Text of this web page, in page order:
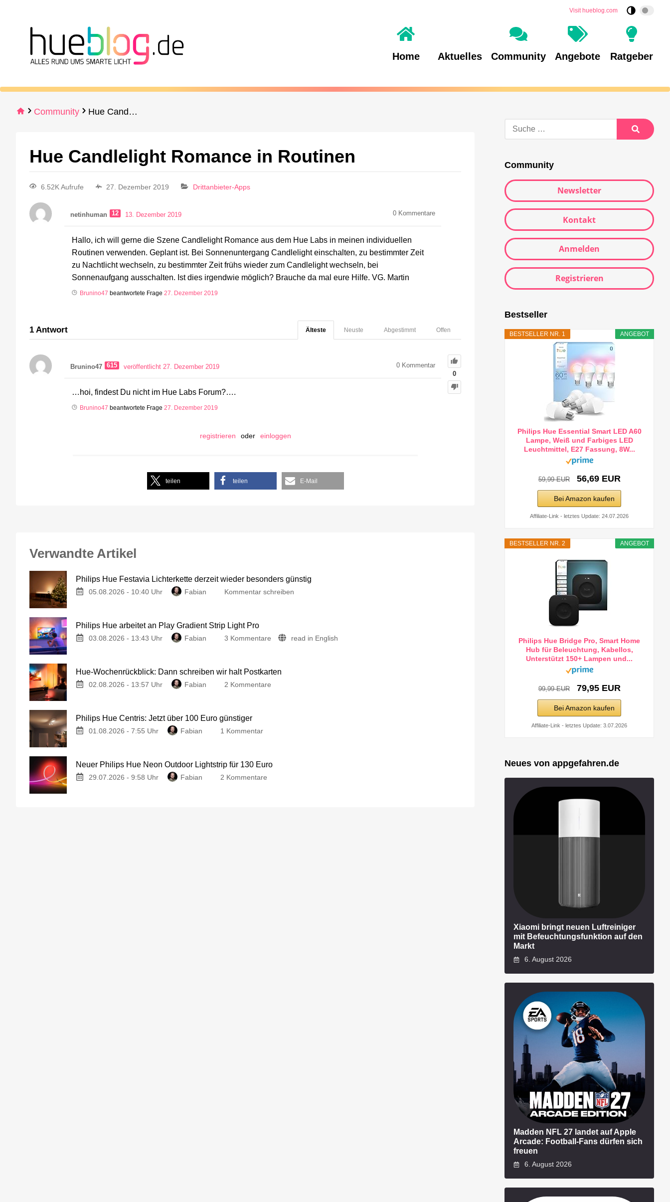
Visit hueblog.com
Home Aktuelles Community Angebote Ratgeber
Community Hue Candlelight Romance in Routinen
Hue Candlelight Romance in Routinen
6.52K Aufrufe 27. Dezember 2019 Drittanbieter-Apps
netinhuman 12 13. Dezember 2019 0 Kommentare
Hallo, ich will gerne die Szene Candlelight Romance aus dem Hue Labs in meinen individuellen
Routinen verwenden. Geplant ist. Bei Sonnenuntergang Candlelight einschalten, zu bestimmter Zeit
zu Nachtlicht wechseln, zu bestimmter Zeit frühs wieder zum Candlelight wechseln, bei
Sonnenaufgang ausschalten. Ist dies irgendwie möglich? Brauche da mal eure Hilfe. VG. Martin
Brunino47 beantwortete Frage 27. Dezember 2019
1 Antwort Offen
Abgestimmt
Neuste
Älteste
0
Brunino47 615 veröffentlicht 27. Dezember 2019 0 Kommentar
…hoi, findest Du nicht im Hue Labs Forum?….
Brunino47 beantwortete Frage 27. Dezember 2019
registrieren oder einloggen
teilen teilen E-Mail
Verwandte Artikel
Philips Hue Festavia Lichterkette derzeit wieder besonders günstig
05.08.2026 - 10:40 Uhr Fabian Kommentar schreiben
Philips Hue arbeitet an Play Gradient Strip Light Pro
03.08.2026 - 13:43 Uhr Fabian 3 Kommentare read in English
Hue-Wochenrückblick: Dann schreiben wir halt Postkarten
02.08.2026 - 13:57 Uhr Fabian 2 Kommentare
Philips Hue Centris: Jetzt über 100 Euro günstiger
01.08.2026 - 7:55 Uhr Fabian 1 Kommentar
Neuer Philips Hue Neon Outdoor Lightstrip für 130 Euro
29.07.2026 - 9:58 Uhr Fabian 2 Kommentare
Community
Newsletter
Kontakt
Anmelden
Registrieren
Bestseller
ANGEBOT
BESTSELLER NR. 1
Philips Hue Essential Smart LED A60
Lampe, Weiß und Farbiges LED
Leuchtmittel, E27 Fassung, 8W...
59,99 EUR 56,69 EUR
Bei Amazon kaufen
Affiliate-Link - letztes Update: 24.07.2026
ANGEBOT
BESTSELLER NR. 2
Philips Hue Bridge Pro, Smart Home
Hub für Beleuchtung, Kabellos,
Unterstützt 150+ Lampen und...
99,99 EUR 79,95 EUR
Bei Amazon kaufen
Affiliate-Link - letztes Update: 3.07.2026
Neues von appgefahren.de
Xiaomi bringt neuen Luftreiniger
mit Befeuchtungsfunktion auf den
Markt
6. August 2026
Madden NFL 27 landet auf Apple
Arcade: Football-Fans dürfen sich
freuen
6. August 2026